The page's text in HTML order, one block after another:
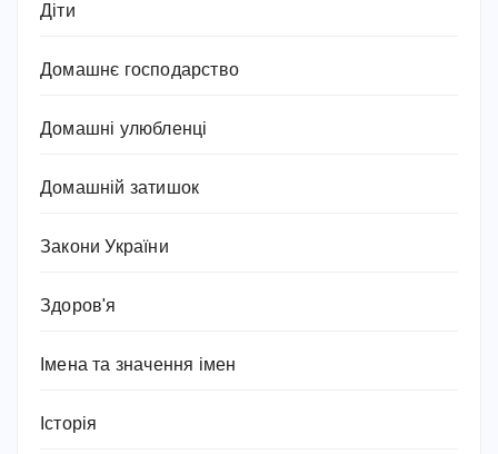
Діти
Домашнє господарство
Домашні улюбленці
Домашній затишок
Закони України
Здоров'я
Імена та значення імен
Історія